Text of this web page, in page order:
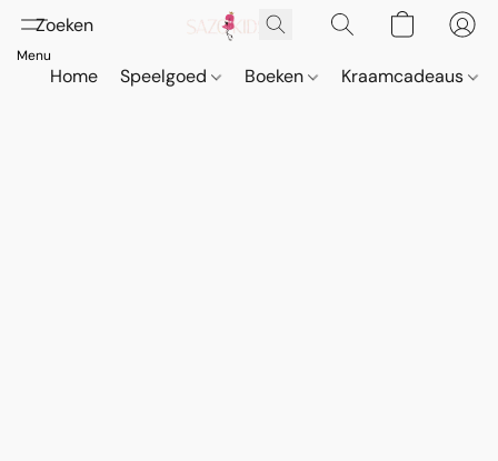
Home Speelgoed Boeken Kraamcadeaus